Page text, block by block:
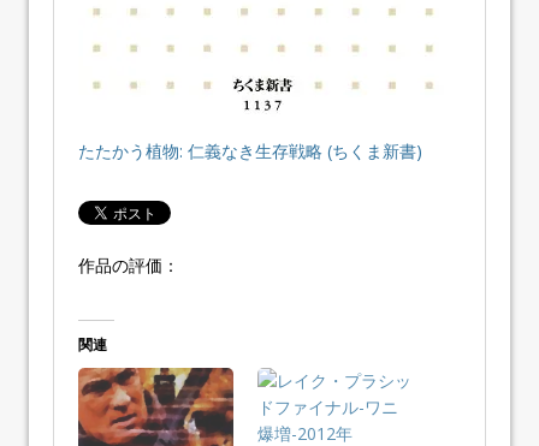
たたかう植物: 仁義なき生存戦略 (ちくま新書)
作品の評価：
関連